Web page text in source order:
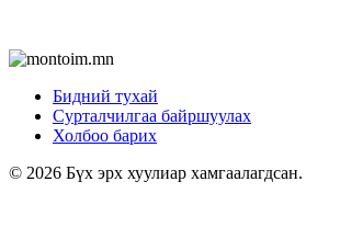
Бидний тухай
Сурталчилгаа байршуулах
Холбоо барих
© 2026 Бүх эрх хуулиар хамгаалагдсан.